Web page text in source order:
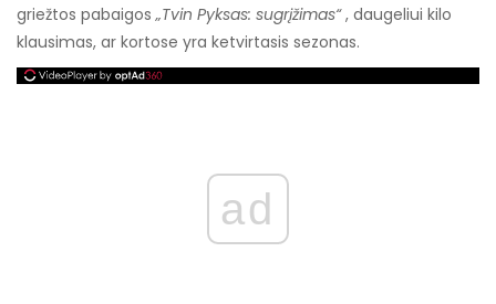
griežtos pabaigos„Tvin Pyksas: sugrįžimas“, daugeliui kilo
klausimas, ar kortose yra ketvirtasis sezonas.
ad